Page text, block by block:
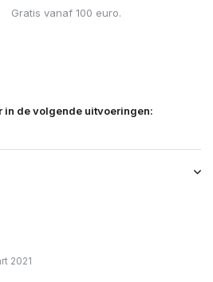
Gratis vanaf 100 euro.
in de volgende uitvoeringen:
2021